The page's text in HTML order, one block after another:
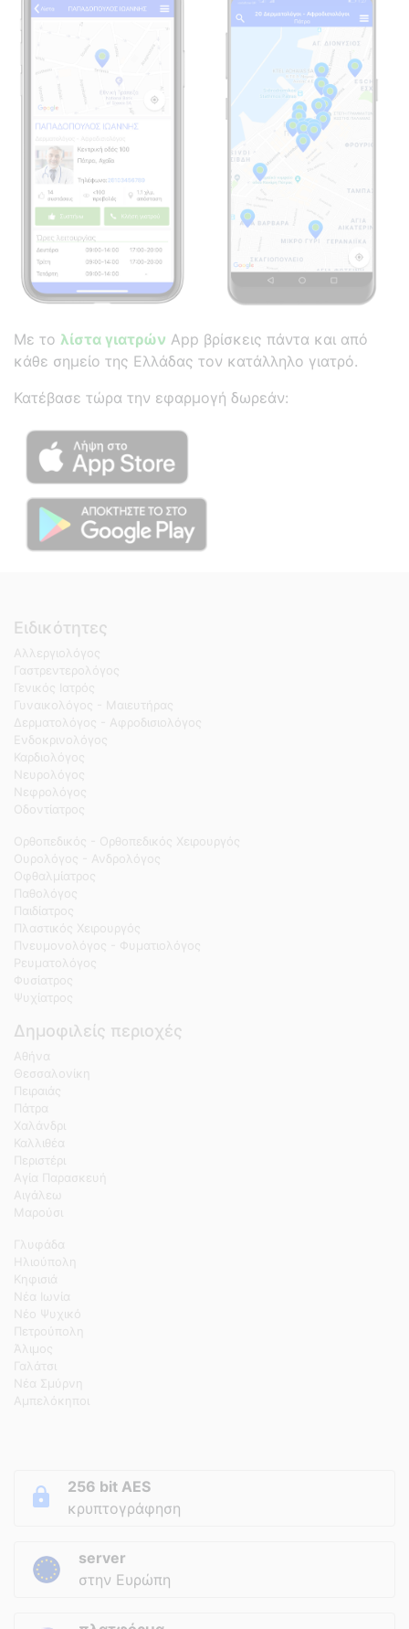
Με το λίστα γιατρών App βρίσκεις πάντα και από
κάθε σημείο της Ελλάδας τον κατάλληλο γιατρό.
Κατέβασε τώρα την εφαρμογή δωρεάν:
Ειδικότητες
Αλλεργιολόγος
Γαστρεντερολόγος
Γενικός Ιατρός
Γυναικολόγος - Μαιευτήρας
Δερματολόγος - Αφροδισιολόγος
Ενδοκρινολόγος
Καρδιολόγος
Νευρολόγος
Νεφρολόγος
Οδοντίατρος
Ορθοπεδικός - Ορθοπεδικός Χειρουργός
Ουρολόγος - Ανδρολόγος
Οφθαλμίατρος
Παθολόγος
Παιδίατρος
Πλαστικός Χειρουργός
Πνευμονολόγος - Φυματιολόγος
Ρευματολόγος
Φυσίατρος
Ψυχίατρος
Δημοφιλείς περιοχές
Αθήνα
Θεσσαλονίκη
Πειραιάς
Πάτρα
Χαλάνδρι
Καλλιθέα
Περιστέρι
Αγία Παρασκευή
Αιγάλεω
Μαρούσι
Γλυφάδα
Ηλιούπολη
Κηφισιά
Νέα Ιωνία
Νέο Ψυχικό
Πετρούπολη
Άλιμος
Γαλάτσι
Νέα Σμύρνη
Αμπελόκηποι
256 bit AES
κρυπτογράφηση
server
στην Ευρώπη